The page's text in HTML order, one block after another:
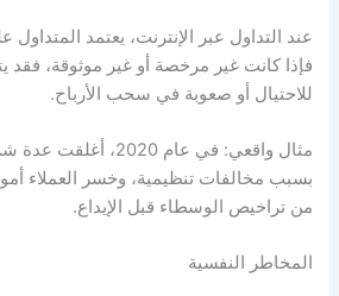
عند التداول عبر الإنترنت، يعتمد
فإذا كانت غير مرخصة أو غير موثوقة، فقد
للاحتيال أو صعوبة في سحب الأرباح.
مثال واقعي: في عام 2020،
بسبب مخالفات تنظيمية، وخسر العملاء
من تراخيص الوسطاء قبل الإيداع.
المخاطر النفسية